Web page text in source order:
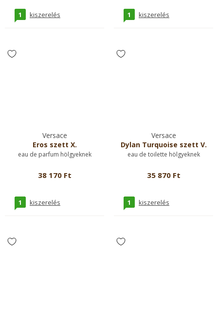
1 kiszerelés 1 kiszerelés
Versace
Eros szett X.
eau de parfum hölgyeknek
38 170 Ft
1 kiszerelés
Versace
Dylan Turquoise szett V.
eau de toilette hölgyeknek
35 870 Ft
1 kiszerelés